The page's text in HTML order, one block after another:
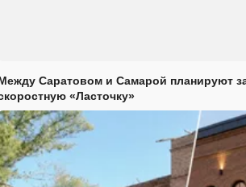
Саратовом и Самарой планируют
«Ласточку»